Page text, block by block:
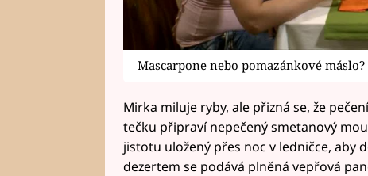
Mascarpone nebo pomazánkové
Mirka miluje ryby, ale přizná se, že
tečku připraví nepečený smetanový
jistotu uložený přes noc v ledničce, aby
dezertem se podává plněná vepřová